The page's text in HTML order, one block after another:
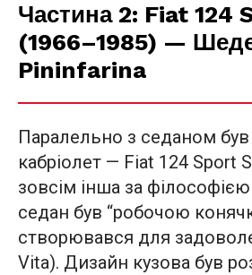
Частина 2: Fiat 124
(1966–1985) —
Pininfarina
Паралельно з седаном
кабріолет — Fiat 124 Sport
зовсім інша за
седан був “робочою
створювався для
Vita). Дизайн кузова був